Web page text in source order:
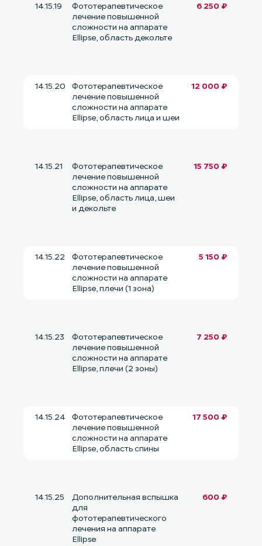
14.15.19
Фототерапевтическое
лечение повышенной
сложности на аппарате
Ellipse, область декольте
6 250 ₽
14.15.20
Фототерапевтическое
лечение повышенной
сложности на аппарате
Ellipse, область лица и шеи
12 000 ₽
14.15.21
Фототерапевтическое
лечение повышенной
сложности на аппарате
Ellipse, область лица, шеи
и декольте
15 750 ₽
14.15.22
Фототерапевтическое
лечение повышенной
сложности на аппарате
Ellipse, плечи (1 зона)
5 150 ₽
14.15.23
Фототерапевтическое
лечение повышенной
сложности на аппарате
Ellipse, плечи (2 зоны)
7 250 ₽
14.15.24
Фототерапевтическое
лечение повышенной
сложности на аппарате
Ellipse, область спины
17 500 ₽
14.15.25
Дополнительная вспышка
для
фототерапевтического
лечения на аппарате
Ellipse
600 ₽